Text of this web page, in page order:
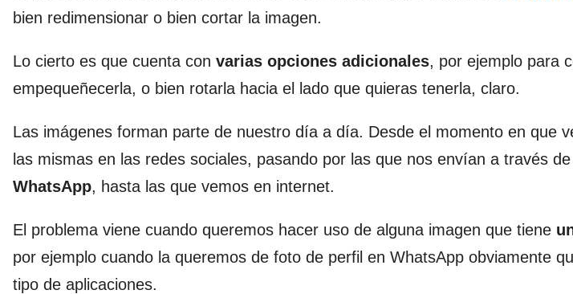
bien redimensionar o bien cortar la imagen.
Lo cierto es que cuenta con varias opciones adicionales, por ejemplo para
empequeñecerla, o bien rotarla hacia el lado que quieras tenerla, claro.
Las imágenes forman parte de nuestro día a día. Desde el momento en que
las mismas en las redes sociales, pasando por las que nos envían a través de
WhatsApp, hasta las que vemos en internet.
El problema viene cuando queremos hacer uso de alguna imagen que tiene
por ejemplo cuando la queremos de foto de perfil en WhatsApp obviamente
tipo de aplicaciones.